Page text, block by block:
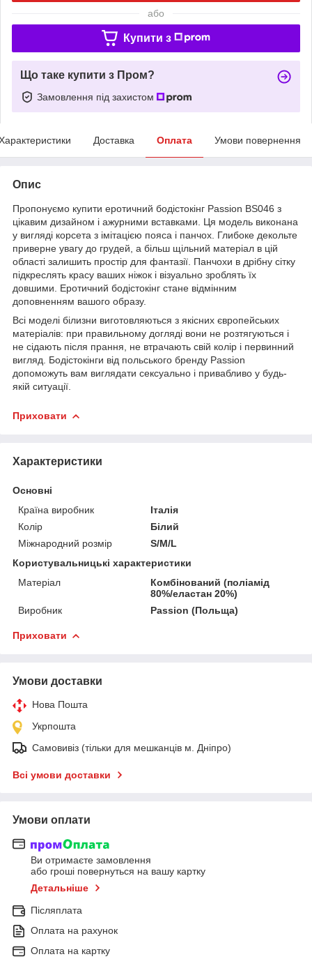
або
Купити з
Що таке купити з Пром?
Замовлення під захистом
Доставка Оплата Умови повернення
Опис
Пропонуємо купити еротичний бодістокінг Passion BS046 з
цікавим дизайном і ажурними вставками. Ця модель виконана
у вигляді корсета з імітацією пояса і панчох. Глибоке декольте
приверне увагу до грудей, а більш щільний матеріал в цій
області залишить простір для фантазії. Панчохи в дрібну сітку
підкреслять красу ваших ніжок і візуально зроблять їх
довшими. Еротичний бодістокінг стане відмінним
доповненням вашого образу.
Всі моделі білизни виготовляються з якісних європейських
матеріалів: при правильному догляді вони не розтягуються і
не сідають після прання, не втрачають свій колір і первинний
вигляд. Бодістокінги від польського бренду Passion
допоможуть вам виглядати сексуально і привабливо у будь-
якій ситуації.
Приховати
Характеристики
Основні
Країна виробник
Італія
Колір
Білий
Міжнародний розмір
S/M/L
Користувальницькі характеристики
Матеріал
Комбінований (поліамід
80%/еластан 20%)
Виробник
Passion (Польща)
Приховати
Умови доставки
Нова Пошта
Укрпошта
Самовивіз (тільки для мешканців м. Дніпро)
Всі умови доставки
Умови оплати
Ви отримаєте замовлення
або гроші повернуться на вашу картку
Детальніше
Післяплата
Оплата на рахунок
Оплата на картку